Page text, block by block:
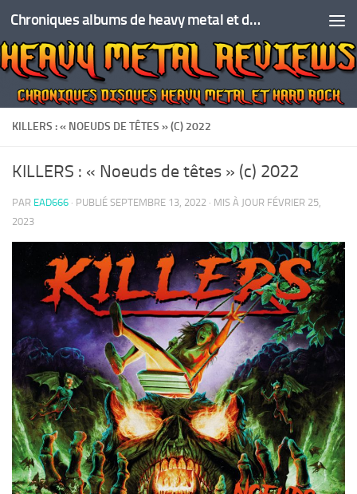
Skip to content Chroniques albums de heavy metal et de hard rock
KILLERS : « NOEUDS DE TÊTES » (C) 2022
KILLERS : « Noeuds de têtes » (c) 2022
PAR EAD666 · PUBLIÉ SEPTEMBRE 13, 2022 · MIS À JOUR FÉVRIER 25,
2023